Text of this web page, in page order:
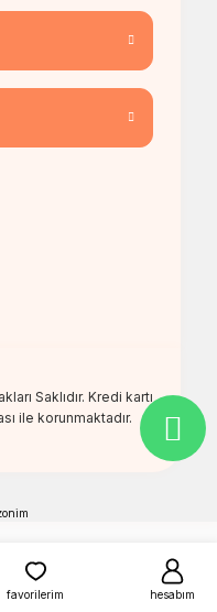
favorilerim hesabım
Saklıdır. Kredi kartı
ile korunmaktadır.